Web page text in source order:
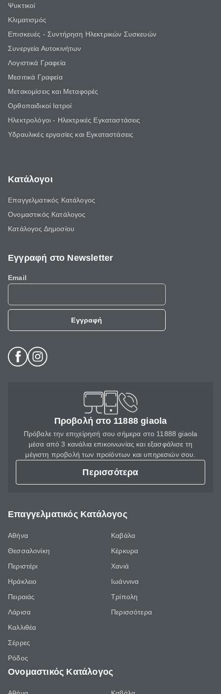
Ψυκτικοί
Κλιματισμός
Επισκευές - Συντήρηση Ηλεκτρικών Συσκευών
Συνεργεία Αυτοκινήτων
Λογιστικά Γραφεία
Μεσιτικά Γραφεία
Μετακομίσεις και Μεταφορές
Ορθοπαιδικοί Ιατροί
Ηλεκτρολόγοι - Ηλεκτρικές Εγκαταστάσεις
Υδραυλικές εργασίες και Εγκαταστάσεις
Κατάλογοι
Επαγγελματικός Κατάλογος
Ονομαστικός Κατάλογος
Κατάλογος Δημοσίου
Εγγραφή στο Newsletter
Email
Εγγραφή
Προβολή στο 11888 giaola
Πρόβαλε την επιχείρησή σου σήμερα στο 11888 giaola
μέσα από 3 κανάλια επικοινωνίας και εξασφάλισε τη
μέγιστη προβολή των προϊόντων και υπηρεσιών σου.
Περισσότερα
Επαγγελματικός Κατάλογος
Αθήνα
Θεσσαλονίκη
Περιστέρι
Ηράκλειο
Πειραιάς
Λάρισα
Καλλιθέα
Σέρρες
Ρόδος
Καβάλα
Κέρκυρα
Χανιά
Ιωάννινα
Τρίπολη
Περισσότερα
Ονομαστικός Κατάλογος